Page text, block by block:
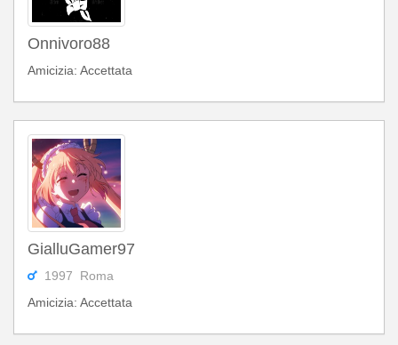
Onnivoro88
Amicizia: Accettata
GialluGamer97
1997 Roma
Amicizia: Accettata